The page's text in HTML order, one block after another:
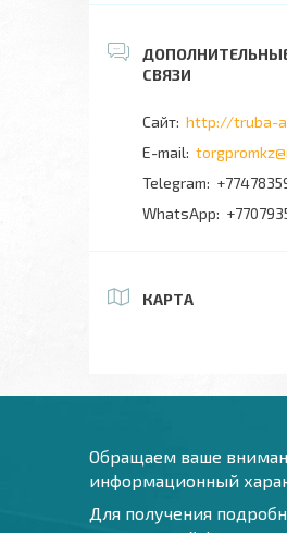
http://truba-
КАРТА
Обращаем ваше
информационный
Для получения